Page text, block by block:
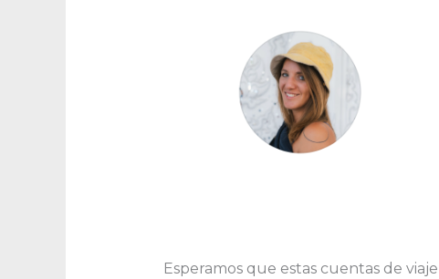
Esperamos que estas cuentas de